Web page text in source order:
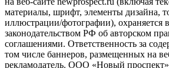
материалы, шрифт, элементы дизайна,
иллюстрации/фотографии), охраняется
законодательством РФ об авторском
соглашениями. Ответственность за
том числе баннеров, размещенных на
рекламодатель. ООО «Новый проспект»